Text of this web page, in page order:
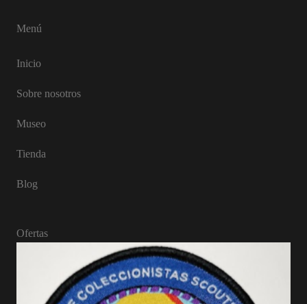
Menú
Inicio
Sobre nosotros
Museo
Tienda
Blog
Ofertas